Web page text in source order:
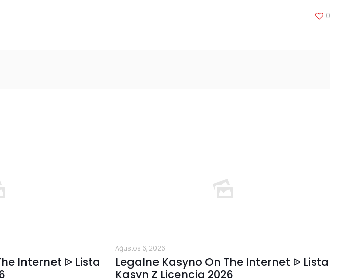
0
Internet ᐉ Lista
Ağustos 6, 2026
Legalne Kasyno On The Internet ᐉ Lista
Kasyn Z Licencją 2026